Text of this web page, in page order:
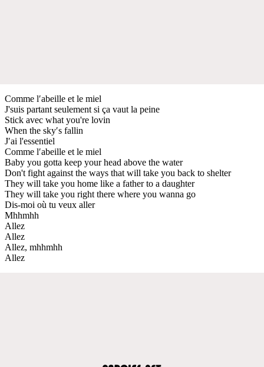
Comme l′abeille et le miel
J'suis partant seulement si ça vaut la peine
Stick avec what you're lovin
When the sky′s fallin
J′ai l'essentiel
Comme l′abeille et le miel
Baby you gotta keep your head above the water
Don't fight against the ways that will take you back to shelter
They will take you home like a father to a daughter
They will take you right there where you wanna go
Dis-moi où tu veux aller
Mhhmhh
Allez
Allez
Allez, mhhmhh
Allez